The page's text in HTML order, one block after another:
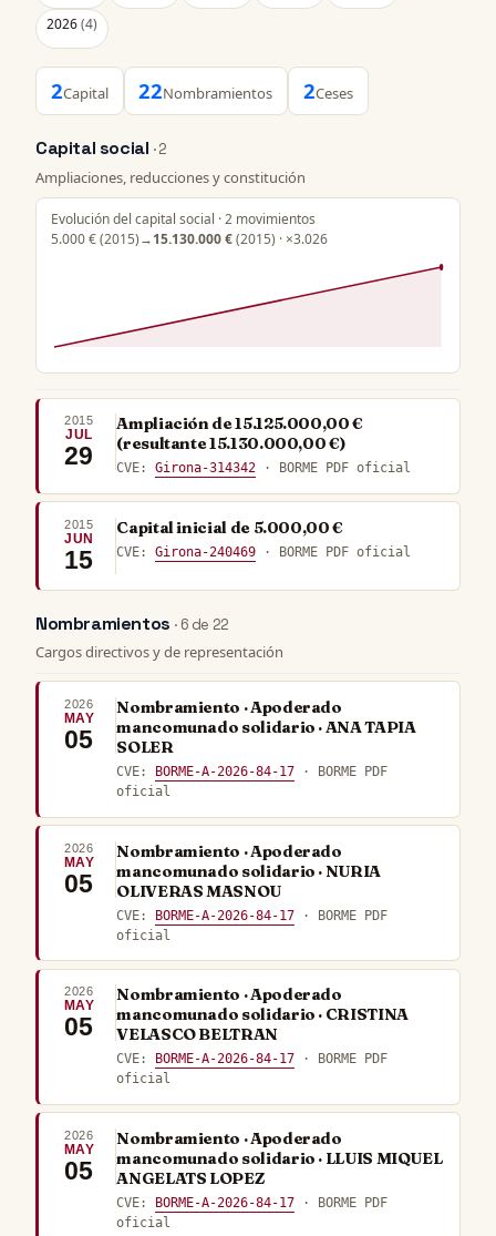
2026(4)
2Capital 22Nombramientos 2Ceses
Capital social · 2
Ampliaciones, reducciones y constitución
Evolución del capital social · 2 movimientos
5.000 €(2015)→15.130.000 €(2015) · ×3.026
2015
JUL
29
Ampliación de 15.125.000,00 €
(resultante 15.130.000,00 €)
CVE:Girona-314342 · BORME PDF oficial
2015
JUN
15
Capital inicial de 5.000,00 €
CVE:Girona-240469 · BORME PDF oficial
Nombramientos · 6 de 22
Cargos directivos y de representación
2026
MAY
05
Nombramiento · Apoderado
mancomunado solidario · ANA TAPIA
SOLER
CVE: BORME-A-2026-84-17 · BORME PDF
oficial
2026
MAY
05
Nombramiento · Apoderado
mancomunado solidario · NURIA
OLIVERAS MASNOU
CVE: BORME-A-2026-84-17 · BORME PDF
oficial
2026
MAY
05
Nombramiento · Apoderado
mancomunado solidario · CRISTINA
VELASCO BELTRAN
CVE: BORME-A-2026-84-17 · BORME PDF
oficial
2026
MAY
05
Nombramiento · Apoderado
mancomunado solidario · LLUIS MIQUEL
ANGELATS LOPEZ
CVE: BORME-A-2026-84-17 · BORME PDF
oficial